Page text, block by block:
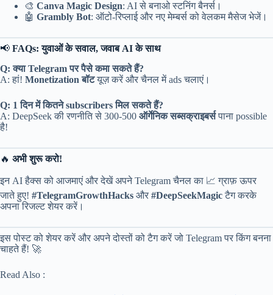
🎨 Canva Magic Design: AI से बनाओ स्टनिंग बैनर्स।
🤖 Grambly Bot: ऑटो-रिप्लाई और नए मेम्बर्स को वेलकम मैसेज भेजें।
📢 FAQs: युवाओं के सवाल, जवाब AI के साथ
Q: क्या Telegram पर पैसे कमा सकते हैं?
A: हां! Monetization बॉटयूज़ करें और चैनल में ads चलाएं।
Q: 1 दिन में कितने subscribers मिल सकते हैं?
A: DeepSeek की रणनीति से 300-500 ऑर्गेनिक सब्सक्राइबर्सपाना possible
है!
🔥 अभी शुरू करो!
इन AI हैक्स को आजमाएं और देखें अपने Telegram चैनल का 📈 ग्राफ़ ऊपर
जाते हुए! #TelegramGrowthHacks और #DeepSeekMagicटैग करके
अपना रिजल्ट शेयर करें।
इस पोस्ट को शेयर करें और अपने दोस्तों को टैग करें जो Telegram पर किंग बनना
चाहते हैं! 🚀
Read Also :